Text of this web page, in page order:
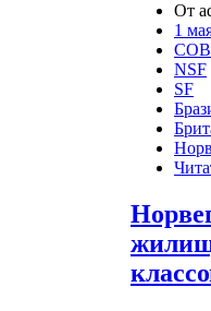
От
1
COB
NSF
SF